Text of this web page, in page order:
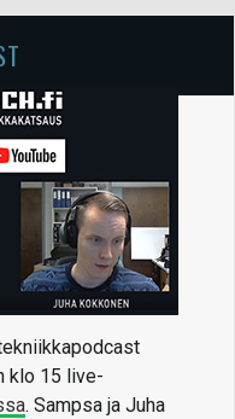
klo 15 live-
. Sampsa ja Juha